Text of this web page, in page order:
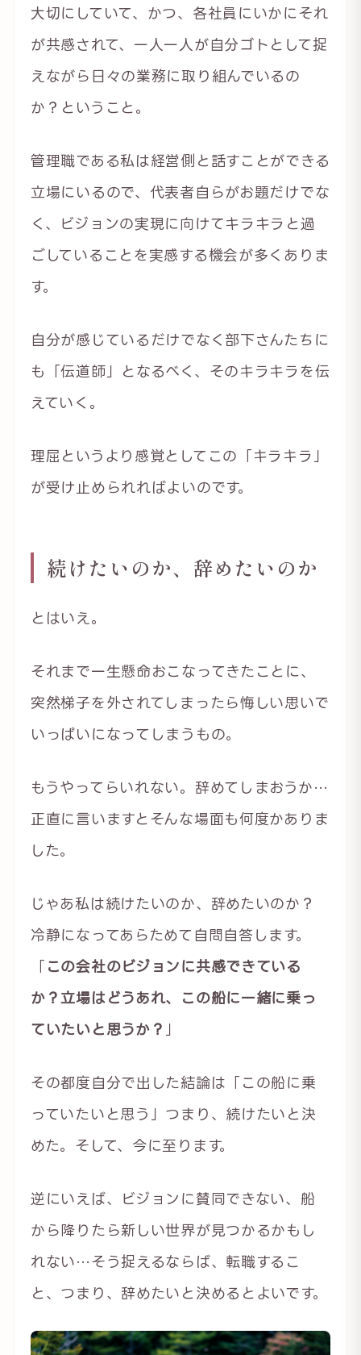
大切にしていて、かつ、各社員にいかにそれ
が共感されて、一人一人が自分ゴトとして捉
えながら日々の業務に取り組んでいるの
か？ということ。
管理職である私は経営側と話すことができる
立場にいるので、代表者自らがお題だけでな
く、ビジョンの実現に向けてキラキラと過
ごしていることを実感する機会が多くありま
す。
自分が感じているだけでなく部下さんたちに
も「伝道師」となるべく、そのキラキラを伝
えていく。
理屈というより感覚としてこの「キラキラ」
が受け止められればよいのです。
続けたいのか、辞めたいのか
とはいえ。
それまで一生懸命おこなってきたことに、
突然梯子を外されてしまったら悔しい思いで
いっぱいになってしまうもの。
もうやってらいれない。辞めてしまおうか…
正直に言いますとそんな場面も何度かありま
した。
じゃあ私は続けたいのか、辞めたいのか？
冷静になってあらためて自問自答します。
この会社のビジョンに共感できている
か？立場はどうあれ、この船に一緒に乗っ
ていたいと思うか？
その都度自分で出した結論は「この船に乗
っていたいと思う」つまり、続けたいと決
めた。そして、今に至ります。
逆にいえば、ビジョンに賛同できない、船
から降りたら新しい世界が見つかるかもし
れない…そう捉えるならば、転職するこ
と、つまり、辞めたいと決めるとよいです。